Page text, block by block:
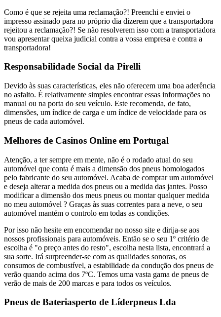
Como é que se rejeita uma reclamação?! Preenchi e enviei o
impresso assinado para no próprio dia dizerem que a transportadora
rejeitou a reclamação?! Se não resolverem isso com a transportadora
vou apresentar queixa judicial contra a vossa empresa e contra a
transportadora!
Responsabilidade Social da Pirelli
Devido às suas características, eles não oferecem uma boa aderência
no asfalto. É relativamente simples encontrar essas informações no
manual ou na porta do seu veículo. Este recomenda, de fato,
dimensões, um índice de carga e um índice de velocidade para os
pneus de cada automóvel.
Melhores de Casinos Online em Portugal
Atenção, a ter sempre em mente, não é o rodado atual do seu
automóvel que conta é mais a dimensão dos pneus homologados
pelo fabricante do seu automóvel. Acaba de comprar um automóvel
e deseja alterar a medida dos pneus ou a medida das jantes. Posso
modificar a dimensão dos meus pneus ou montar qualquer medida
no meu automóvel ? Graças às suas correntes para a neve, o seu
automóvel mantém o controlo em todas as condições.
Por isso não hesite em encomendar no nosso site e dirija-se aos
nossos profissionais para automóveis. Então se o seu 1º critério de
escolha é "o preço antes do resto", escolha nesta lista, encontrará a
sua sorte. Irá surpreender-se com as qualidades sonoras, os
consumos de combustível, a estabilidade da condução dos pneus de
verão quando acima dos 7ºC. Temos uma vasta gama de pneus de
verão de mais de 200 marcas e para todos os veículos.
Pneus de Bateriasperto de Líderpneus Lda